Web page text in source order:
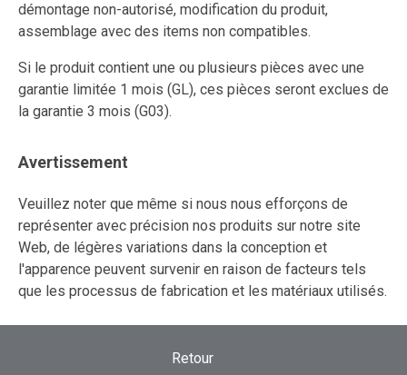
démontage non-autorisé, modification du produit,
assemblage avec des items non compatibles.
Si le produit contient une ou plusieurs pièces avec une
garantie limitée 1 mois (GL), ces pièces seront exclues de
la garantie 3 mois (G03).
Avertissement
Veuillez noter que même si nous nous efforçons de
représenter avec précision nos produits sur notre site
Web, de légères variations dans la conception et
l'apparence peuvent survenir en raison de facteurs tels
que les processus de fabrication et les matériaux utilisés.
Retour